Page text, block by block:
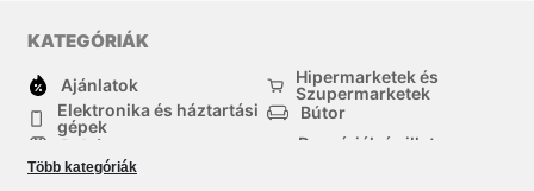
KATEGÓRIÁK
Ajánlatok
Hipermarketek és
Szupermarketek
Elektronika és háztartási
gépek
Bútor
Ruházat
Drogériák és illatszer-
háztartási cikkek
Több kategóriák